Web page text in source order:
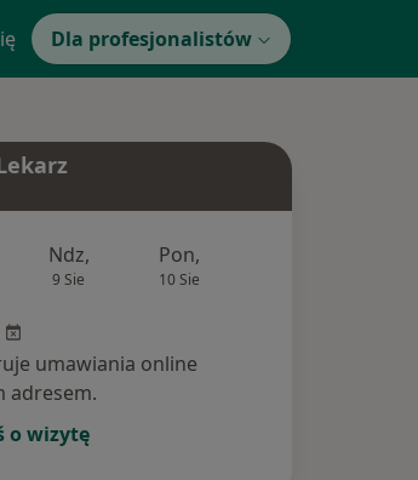
Dla profesjonalistów
Ndz,
9 Sie
Pon,
10 Sie
umawiania online
adresem.
o wizytę